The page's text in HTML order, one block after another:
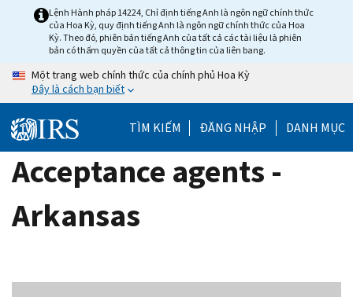
Lệnh Hành pháp 14224, Chỉ định tiếng Anh là ngôn ngữ chính thức
của Hoa Kỳ, quy định tiếng Anh là ngôn ngữ chính thức của Hoa
Kỳ. Theo đó, phiên bản tiếng Anh của tất cả các tài liệu là phiên
bản có thẩm quyền của tất cả thông tin của liên bang.
Một trang web chính thức của chính phủ Hoa Kỳ
Đây là cách bạn biết
TÌM KIẾM ĐĂNG NHẬP DANH MỤC
Acceptance agents -
Arkansas